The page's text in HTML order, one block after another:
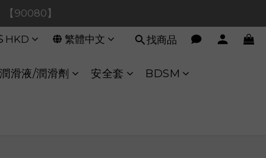
90080】
90080】
】
至 11:00 暫停交易
HKD 繁體中文 找商品
潤滑液/潤滑劑 安全套 BDSM